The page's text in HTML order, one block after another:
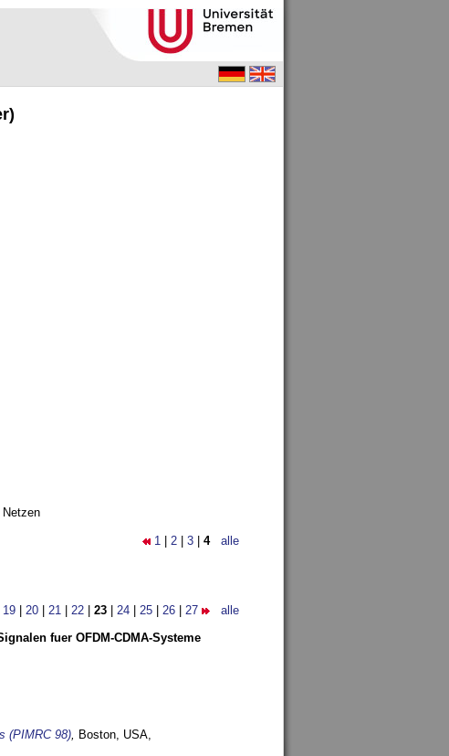
Netzen
1 2 3 4 alle
19 20 21 22 23 24 25 26 27 alle
fuer OFDM-CDMA-Systeme
(PIMRC 98), Boston, USA,